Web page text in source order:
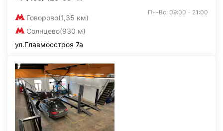
Говорово(1,35 км)
Солнцево(930 м)
Пн-Вс: 09:00 - 21:00
ул.Главмосстроя 7а